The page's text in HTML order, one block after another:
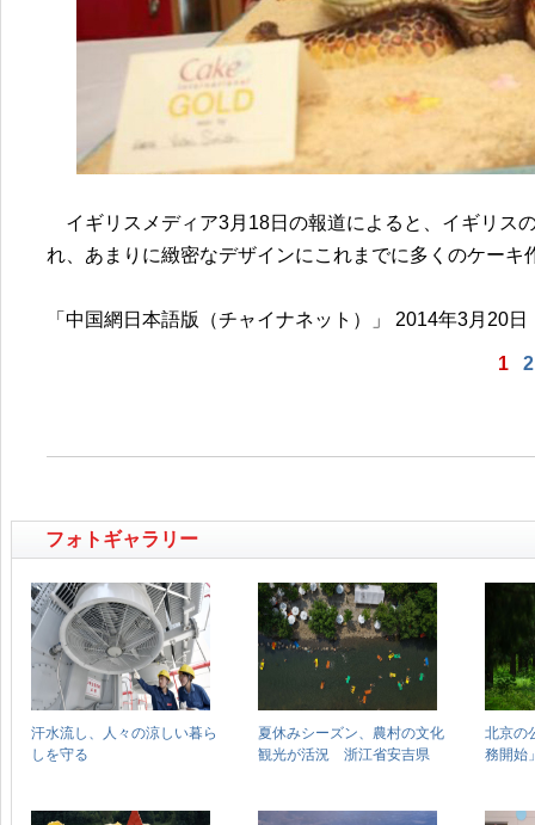
イギリスメディア3月18日の報道によると、イギリス
れ、あまりに緻密なデザインにこれまでに多くのケー
「中国網日本語版（チャイナネット）」 2014年3月20日
1 2